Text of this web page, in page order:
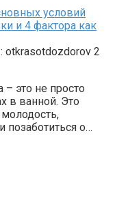
условий
и 4 фактора как
otkrasotdozdorov 2
это не просто
в ванной. Это
позаботиться о…